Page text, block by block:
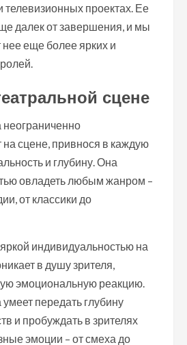
телевизионных проектах. Ее
далек от завершения, и мы
еще более ярких и
сцене
на сцене, привнося в каждую
и глубину. Она
овладеть любым жанром –
от классики до
индивидуальностью на
в душу зрителя,
эмоциональную реакцию.
передать глубину
и пробуждать в зрителях
эмоции – от смеха до